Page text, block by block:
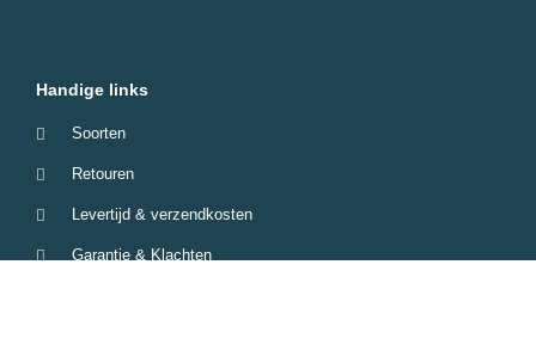
Handige links
Soorten
Retouren
Levertijd & verzendkosten
Garantie & Klachten